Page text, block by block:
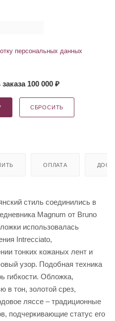
персональных данных
100 000 ₽
СБРОСИТЬ
ОПЛАТА
стиль соединились в
Magnum от Bruno
использовалась
Intrecciato,
тонких кожаных лент и
узор. Подобная техника
гибкости. Обложка,
в тон, золотой срез,
ляссе – традиционные
подчеркивающие статус его